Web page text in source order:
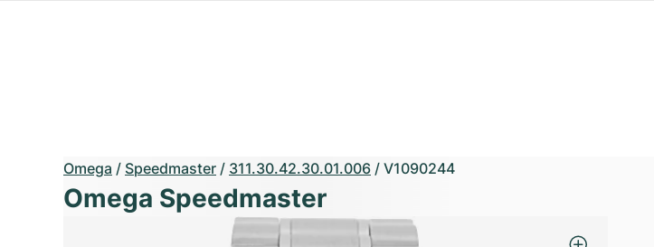
Omega / Speedmaster / 311.30.42.30.01.006 / V1090244
Omega Speedmaster